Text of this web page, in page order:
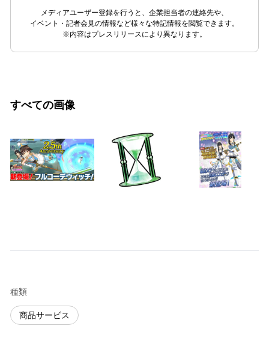
メディアユーザー登録を行うと、企業担当者の連絡先や、
イベント・記者会見の情報など様々な特記情報を閲覧できます。
※内容はプレスリリースにより異なります。
すべての画像
種類
商品サービス